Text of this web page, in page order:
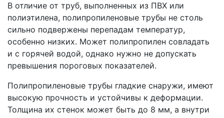
В отличие от труб, выполненных из ПВХ или
полиэтилена, полипропиленовые трубы не столь
сильно подвержены перепадам температур,
особенно низких. Может полипропилен совладать
и с горячей водой, однако нужно не допускать
превышения пороговых показателей.
Полипропиленовые трубы гладкие снаружи, имеют
высокую прочность и устойчивы к деформации.
Толщина их стенок может быть до 8 мм, а внутри